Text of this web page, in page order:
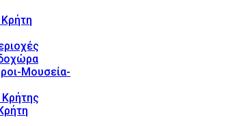
Κρήτη
Μουσεία-
Κρήτης